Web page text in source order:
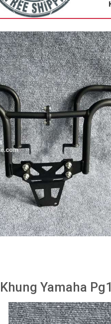
Yamaha Pg1